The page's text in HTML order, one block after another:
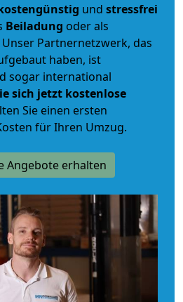
und stressfrei
Beiladung oder als
Unser Partnernetzwerk, das
haben, ist
sogar international
sich jetzt kostenlose
Sie einen ersten
für Ihren Umzug.
Angebote erhalten